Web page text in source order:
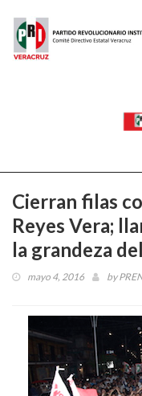
Cierran filas
Reyes Vera;
la grandeza
mayo 4, 2016 by